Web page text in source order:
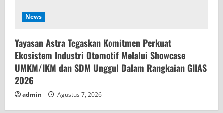
News
Yayasan Astra Tegaskan Komitmen Perkuat
Ekosistem Industri Otomotif Melalui Showcase
UMKM/IKM dan SDM Unggul Dalam Rangkaian GIIAS
2026
admin Agustus 7, 2026